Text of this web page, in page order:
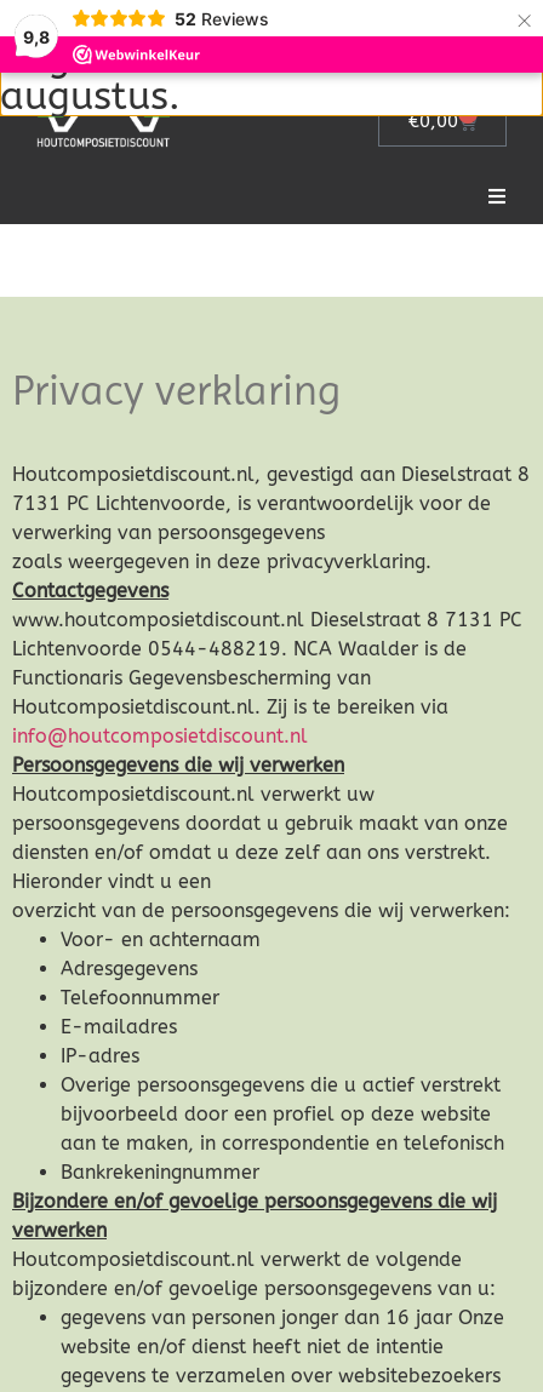
9,8
52 Reviews ×
€0,00 0
Tuinmeubelen
Bloembakken
Dierenverblijven
Gaas&Beugels
Diversen
Sale
Privacy verklaring
Houtcomposietdiscount.nl, gevestigd aan Dieselstraat 8
7131 PC Lichtenvoorde, is verantwoordelijk voor de
verwerking van persoonsgegevens
zoals weergegeven in deze privacyverklaring.
Contactgegevens
www.houtcomposietdiscount.nl Dieselstraat 8 7131 PC
Lichtenvoorde 0544-488219. NCA Waalder is de
Functionaris Gegevensbescherming van
Houtcomposietdiscount.nl. Zij is te bereiken via
info@houtcomposietdiscount.nl
Persoonsgegevens die wij verwerken
Houtcomposietdiscount.nl verwerkt uw
persoonsgegevens doordat u gebruik maakt van onze
diensten en/of omdat u deze zelf aan ons verstrekt.
Hieronder vindt u een
overzicht van de persoonsgegevens die wij verwerken:
Voor- en achternaam
Adresgegevens
Telefoonnummer
E-mailadres
IP-adres
Overige persoonsgegevens die u actief verstrekt
bijvoorbeeld door een profiel op deze website
aan te maken, in correspondentie en telefonisch
Bankrekeningnummer
Bijzondere en/of gevoelige persoonsgegevens die wij
verwerken
Houtcomposietdiscount.nl verwerkt de volgende
bijzondere en/of gevoelige persoonsgegevens van u:
gegevens van personen jonger dan 16 jaar Onze
website en/of dienst heeft niet de intentie
gegevens te verzamelen over websitebezoekers
Wij zijn met vakantie van 1
augustus tot en met 22
augustus.